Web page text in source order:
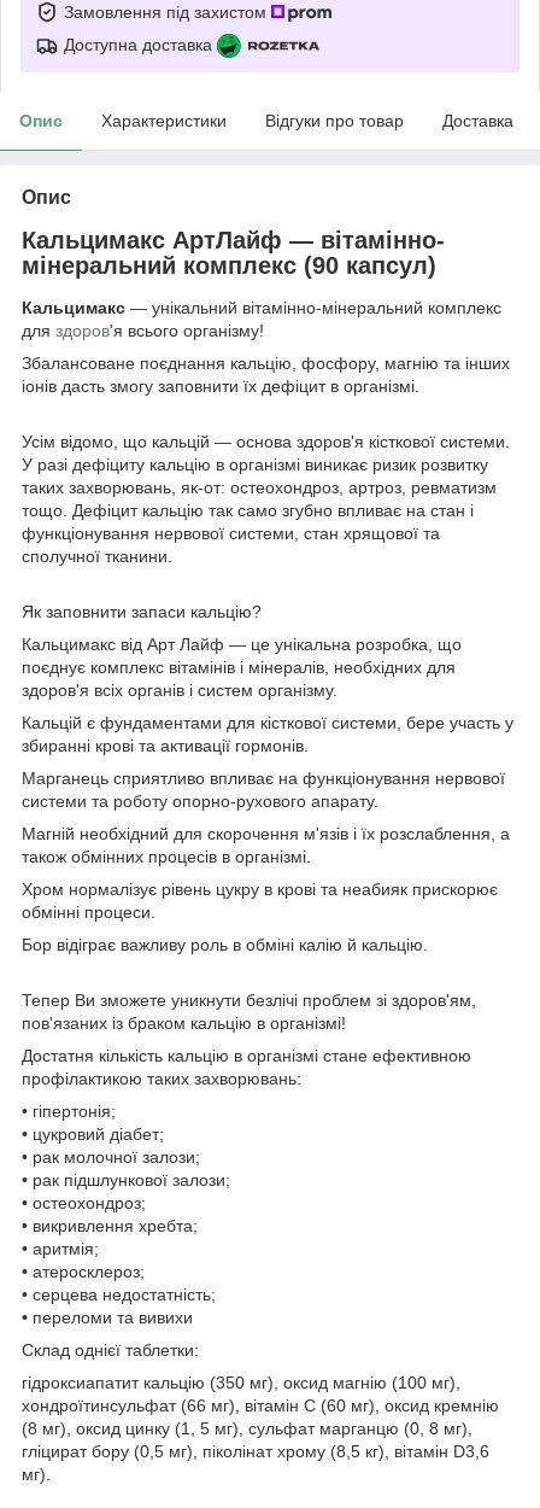
Замовлення під захистом
Доступна доставка
Опис Характеристики Відгуки про товар Доставка
Опис
Кальцимакс АртЛайф — вітамінно-
мінеральний комплекс (90 капсул)
Кальцимакс — унікальний вітамінно-мінеральний комплекс
для здоров'я всього організму!
Збалансоване поєднання кальцію, фосфору, магнію та інших
іонів дасть змогу заповнити їх дефіцит в організмі.
Усім відомо, що кальцій — основа здоров'я кісткової системи.
У разі дефіциту кальцію в організмі виникає ризик розвитку
таких захворювань, як-от: остеохондроз, артроз, ревматизм
тощо. Дефіцит кальцію так само згубно впливає на стан і
функціонування нервової системи, стан хрящової та
сполучної тканини.
Як заповнити запаси кальцію?
Кальцимакс від Арт Лайф — це унікальна розробка, що
поєднує комплекс вітамінів і мінералів, необхідних для
здоров'я всіх органів і систем організму.
Кальцій є фундаментами для кісткової системи, бере участь у
збиранні крові та активації гормонів.
Марганець сприятливо впливає на функціонування нервової
системи та роботу опорно-рухового апарату.
Магній необхідний для скорочення м'язів і їх розслаблення, а
також обмінних процесів в організмі.
Хром нормалізує рівень цукру в крові та неабияк прискорює
обмінні процеси.
Бор відіграє важливу роль в обміні калію й кальцію.
Тепер Ви зможете уникнути безлічі проблем зі здоров'ям,
пов'язаних із браком кальцію в організмі!
Достатня кількість кальцію в організмі стане ефективною
профілактикою таких захворювань:
• гіпертонія;
• цукровий діабет;
• рак молочної залози;
• рак підшлункової залози;
• остеохондроз;
• викривлення хребта;
• аритмія;
• атеросклероз;
• серцева недостатність;
• переломи та вивихи
Склад однієї таблетки:
гідроксиапатит кальцію (350 мг), оксид магнію (100 мг),
хондроїтинсульфат (66 мг), вітамін С (60 мг), оксид кремнію
(8 мг), оксид цинку (1, 5 мг), сульфат марганцю (0, 8 мг),
гліцират бору (0,5 мг), піколінат хрому (8,5 кг), вітамін D3,6
мг).